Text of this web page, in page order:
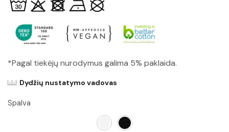
*Pagal tiekėjų nurodymus galima 5% paklaida.
Dydžių nustatymo vadovas
Spalva